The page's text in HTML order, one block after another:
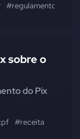
#regulamento
sobre o
do Pix
#receita